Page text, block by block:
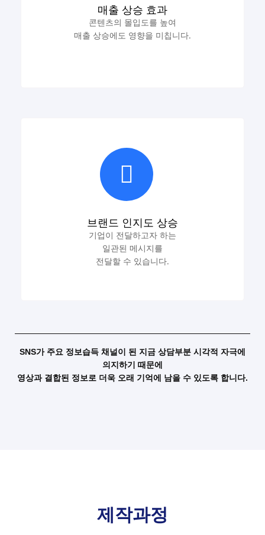
매출 상승 효과
콘텐츠의 몰입도를 높여
매출 상승에도 영향을 미칩니다.
브랜드 인지도 상승
기업이 전달하고자 하는
일관된 메시지를
전달할 수 있습니다.
SNS가 주요 정보습득 채널이 된 지금 상담부분 시각적 자극에
의지하기 때문에
영상과 결합된 정보로 더욱 오래 기억에 남을 수 있도록 합니다.
제작과정